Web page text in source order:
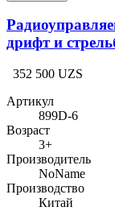
дрифт и
352 500 UZS
Артикул
899D-6
Возраст
3+
Производитель
NoName
Производство
Китай